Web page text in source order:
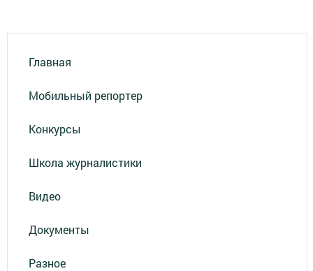
Главная
Мобильный репортер
Конкурсы
Школа журналистики
Видео
Документы
Разное